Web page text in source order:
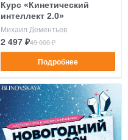
Курс «Кинетический
интеллект 2.0»
Михаил Дементьев
2 497 ₽49 000 ₽
Подробнее